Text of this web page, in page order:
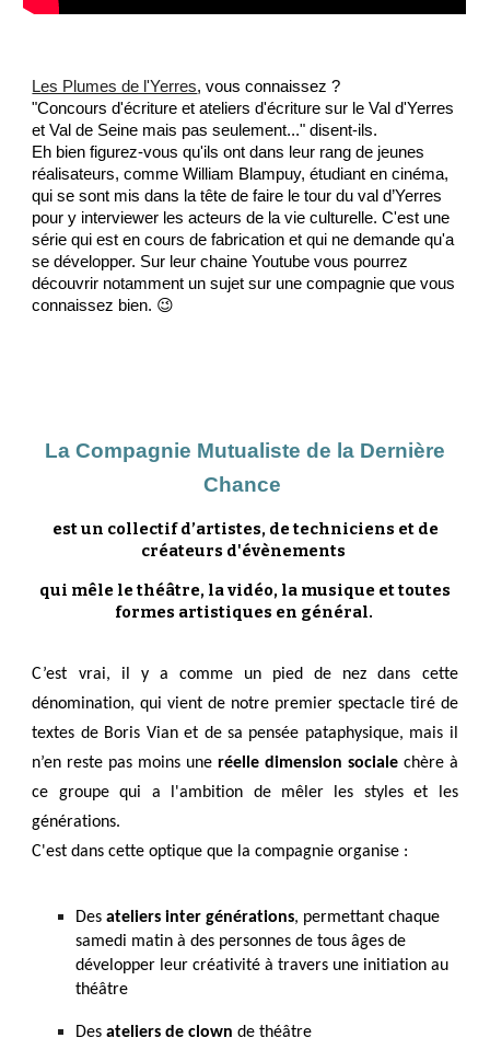
Les Plumes de l'Yerres, vous connaissez ?
"Concours d'écriture et ateliers d'écriture sur le Val d'Yerres
et Val de Seine mais pas seulement..." disent-ils.
Eh bien figurez-vous qu'ils ont dans leur rang de jeunes
réalisateurs, comme William Blampuy, étudiant en cinéma,
qui se sont mis dans la tête de faire le tour du val d’Yerres
pour y interviewer les acteurs de la vie culturelle. C'est une
série qui est en cours de fabrication et qui ne demande qu'a
se développer. Sur leur chaine Youtube vous pourrez
découvrir notamment un sujet sur une compagnie que vous
connaissez bien. 😉
La Compagnie Mutualiste de la Dernière
Chance
est un collectif d’artistes, de techniciens et de
créateurs d'évènements
qui mêle le théâtre, la vidéo, la musique et toutes
formes artistiques en général.
C’est vrai, il y a comme un pied de nez dans cette
dénomination, qui vient de notre premier spectacle tiré de
textes de Boris Vian et de sa pensée pataphysique, mais il
n’en reste pas moins une réelle dimension socialechère à
ce groupe qui a l'ambition de mêler les styles et les
générations.
C'est dans cette optique que la compagnie organise :
Desateliers inter générations, permettant chaque
samedi matin à des personnes de tous âges de
développer leur créativité à travers une initiation au
théâtre
Desateliers de clown de théâtre